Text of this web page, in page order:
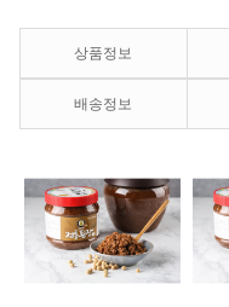
상품정보
배송정보